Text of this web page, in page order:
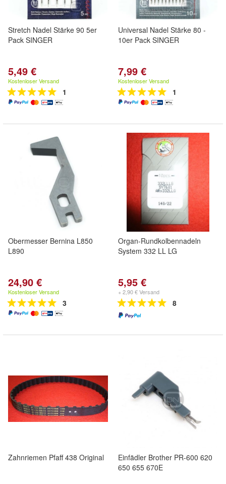
Stretch Nadel Stärke 90 5er
Pack SINGER
5,49 €
Kostenloser Versand
1
Universal Nadel Stärke 80 -
10er Pack SINGER
7,99 €
Kostenloser Versand
1
Obermesser Bernina L850
L890
24,90 €
Kostenloser Versand
3
Organ-Rundkolbennadeln
System 332 LL LG
5,95 €
+ 2,90 € Versand
8
Zahnriemen Pfaff 438 Original
Einfädler Brother PR-600 620
650 655 670E